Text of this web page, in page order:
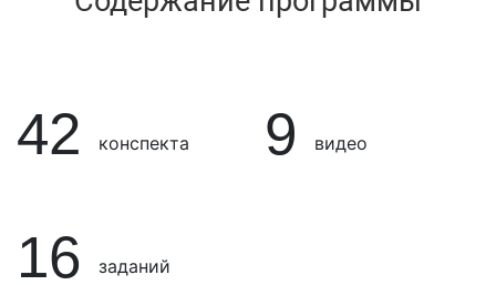
42 конспекта 9 видео
16 заданий